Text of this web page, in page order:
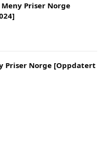
Priser Norge
Priser Norge [Oppdatert